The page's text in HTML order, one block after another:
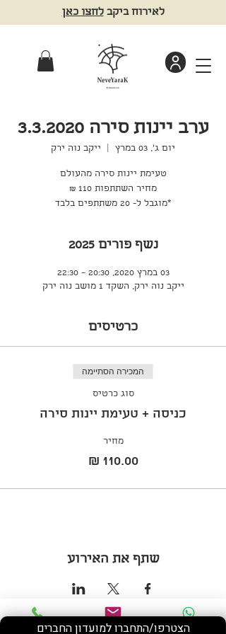
לאירוח ביקבלחצו כאן
ערב יינות סירה 3.3.2020
יום ג׳, 03 במרץ ייקב נוה ירק
*מוגבל ל- 20 משתתפים בלבד
נשף פורים 2025
03 במרץ 2020, 20:30 – 22:30
ייקב נוה ירק, השקד 1 מושב נוה ירק
כרטיסים
המכירה הסתיימה
סוג כרטיס
כניסה + טעימת יינות סירה
מחיר
‏110.00 ‏₪
שתף את האירוע
Phone Email WhatsApp
הצטרפו/התחברו למועדון החברים